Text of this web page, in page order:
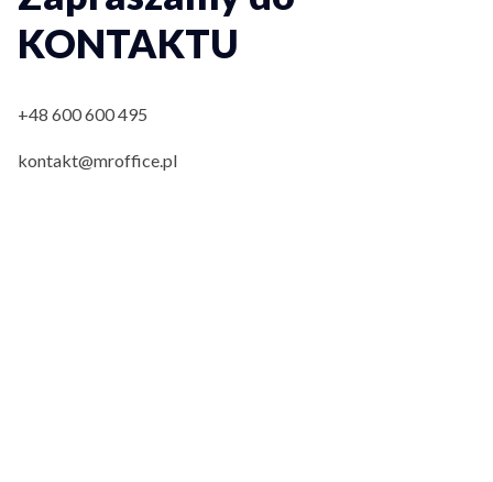
KONTAKTU
+48 600 600 495
kontakt@mroffice.pl